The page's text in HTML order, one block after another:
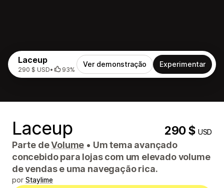
Laceup
290 $ USD• 93%
Ver demonstração Experimentar
Laceup 290 $USD
Parte deVolume • Um tema avançado
concebido para lojas com um elevado volume
de vendas e uma navegação rica.
por Staylime